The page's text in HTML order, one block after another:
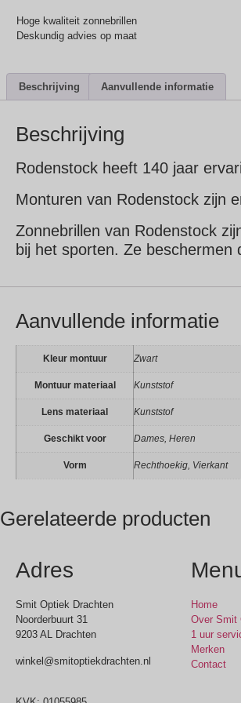
Hoge kwaliteit zonnebrillen
Deskundig advies op maat
Beschrijving Aanvullende informatie
Beschrijving
Rodenstock heeft 140 jaar
Monturen van Rodenstock zijn
Zonnebrillen van Rodenstock
bij het sporten. Ze
Aanvullende informatie
Kleur montuur Zwart
Montuur materiaal Kunststof
Lens materiaal Kunststof
Geschikt voor Dames, Heren
Vorm Rechthoekig, Vierkant
Gerelateerde producten
Adres
Smit Optiek Drachten
Noorderbuurt 31
9203 AL Drachten
winkel@smitoptiekdrachten.nl
Home
Over Smit
1 uur
Merken
Contact